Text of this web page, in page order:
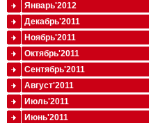
Январь'2012
Декабрь'2011
Ноябрь'2011
Октябрь'2011
Сентябрь'2011
Август'2011
Июль'2011
Июнь'2011